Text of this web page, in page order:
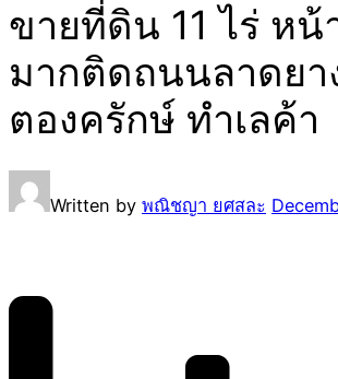
ขายที่ดิน 11 ไร่ หน้
มากติดถนนลาดยา
ตองครักษ์ ทำเลค้า
Written by พณิชญา ยศสละ